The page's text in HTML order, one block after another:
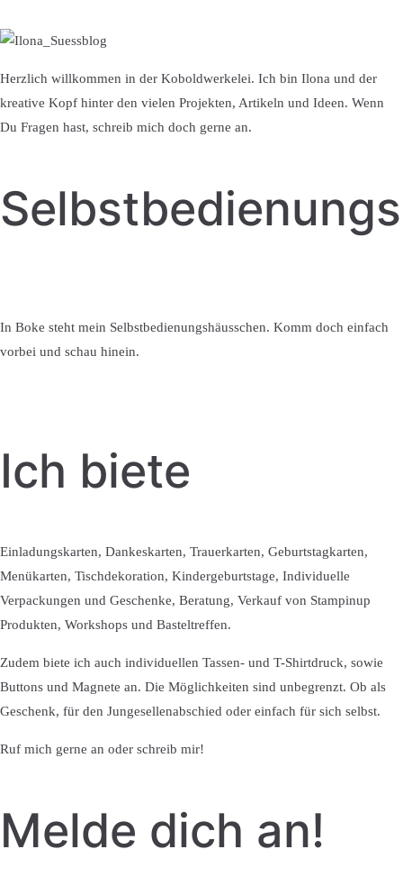
Herzlich willkommen in der Koboldwerkelei. Ich bin Ilona und der
kreative Kopf hinter den vielen Projekten, Artikeln und Ideen. Wenn
Du Fragen hast, schreib mich doch gerne an.
In Boke steht mein Selbstbedienungshäusschen. Komm doch einfach
vorbei und schau hinein.
Ich biete
Einladungskarten, Dankeskarten, Trauerkarten, Geburtstagkarten,
Menükarten, Tischdekoration, Kindergeburtstage, Individuelle
Verpackungen und Geschenke, Beratung, Verkauf von Stampinup
Produkten, Workshops und Basteltreffen.
Zudem biete ich auch individuellen Tassen- und T-Shirtdruck, sowie
Buttons und Magnete an. Die Möglichkeiten sind unbegrenzt. Ob als
Geschenk, für den Jungesellenabschied oder einfach für sich selbst.
Ruf mich gerne an oder schreib mir!
Melde dich an!